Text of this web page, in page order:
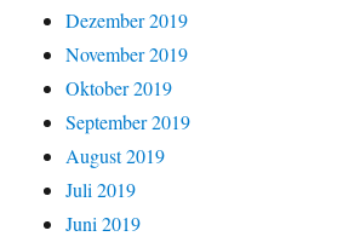
Dezember 2019
November 2019
Oktober 2019
September 2019
August 2019
Juli 2019
Juni 2019